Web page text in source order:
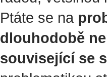
Ptáte se na
dlouhodobě
související se